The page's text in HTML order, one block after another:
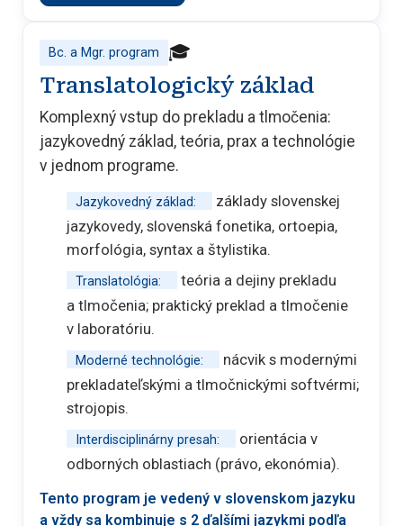
Bc. a Mgr. program 🎓
Translatologický základ
Komplexný vstup do prekladu a tlmočenia:
jazykovedný základ, teória, prax a technológie
v jednom programe.
Jazykovedný základ:
základy slovenskej
jazykovedy, slovenská fonetika, ortoepia,
morfológia, syntax a štylistika.
Translatológia:
teória a dejiny prekladu
a tlmočenia; praktický preklad a tlmočenie
v laboratóriu.
Moderné technológie:
nácvik s modernými
prekladateľskými a tlmočnickými softvérmi;
strojopis.
Interdisciplinárny presah:
orientácia v
odborných oblastiach (právo, ekonómia).
Tento program je vedený v slovenskom jazyku
a vždy sa kombinuje s 2 ďalšími jazykmi podľa